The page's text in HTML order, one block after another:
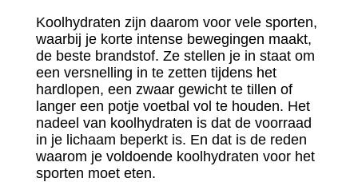
Koolhydraten zijn daarom voor vele sporten,
waarbij je korte intense bewegingen maakt,
de beste brandstof. Ze stellen je in staat om
een versnelling in te zetten tijdens het
hardlopen, een zwaar gewicht te tillen of
langer een potje voetbal vol te houden. Het
nadeel van koolhydraten is dat de voorraad
in je lichaam beperkt is. En dat is de reden
waarom je voldoende koolhydraten voor het
sporten moet eten.